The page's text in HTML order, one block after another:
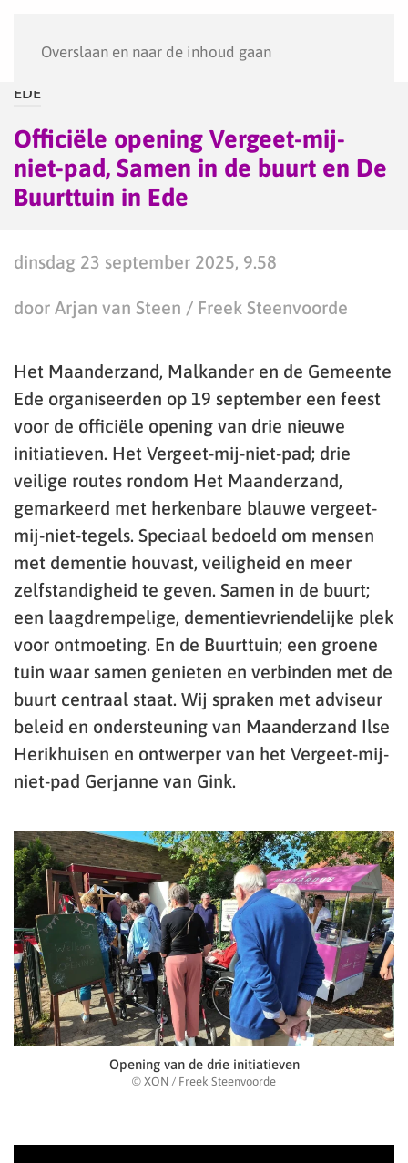
Overslaan en naar de inhoud gaan
EDE
Officiële opening Vergeet-mij-
niet-pad, Samen in de buurt en De
Buurttuin in Ede
dinsdag 23 september 2025, 9.58
door Arjan van Steen / Freek Steenvoorde
Het Maanderzand, Malkander en de Gemeente
Ede organiseerden op 19 september een feest
voor de officiële opening van drie nieuwe
initiatieven. Het Vergeet-mij-niet-pad; drie
veilige routes rondom Het Maanderzand,
gemarkeerd met herkenbare blauwe vergeet-
mij-niet-tegels. Speciaal bedoeld om mensen
met dementie houvast, veiligheid en meer
zelfstandigheid te geven. Samen in de buurt;
een laagdrempelige, dementievriendelijke plek
voor ontmoeting. En de Buurttuin; een groene
tuin waar samen genieten en verbinden met de
buurt centraal staat. Wij spraken met adviseur
beleid en ondersteuning van Maanderzand Ilse
Herikhuisen en ontwerper van het Vergeet-mij-
niet-pad Gerjanne van Gink.
Opening van de drie initiatieven
© XON / Freek Steenvoorde